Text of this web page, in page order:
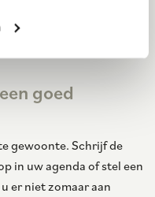
of een professionele
is en blijft
hier.
goed
gewoonte. Schrijf de
in uw agenda of stel een
er niet zomaar aan